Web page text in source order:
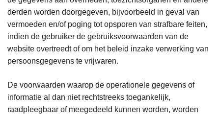
derden worden doorgegeven, bijvoorbeeld in geval van
vermoeden en/of poging tot opsporen van strafbare feiten,
indien de gebruiker de gebruiksvoorwaarden van de
website overtreedt of om het beleid inzake verwerking van
persoonsgegevens te vrijwaren.
De voorwaarden waarop de operationele gegevens of
informatie al dan niet rechtstreeks toegankelijk,
raadpleegbaar of meegedeeld kunnen worden, worden